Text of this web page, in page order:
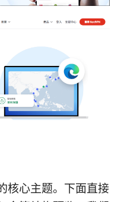
核心主题。下面直接